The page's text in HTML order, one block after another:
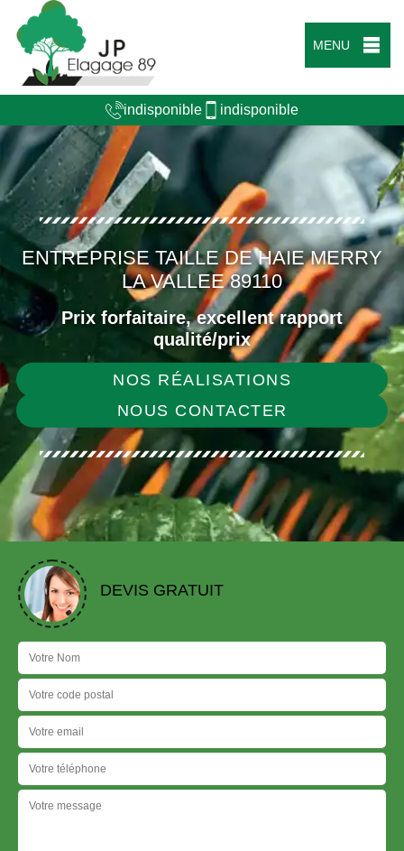
MENU
indisponible indisponible
ENTREPRISE TAILLE DE HAIE MERRY
LA VALLEE 89110
Prix forfaitaire, excellent rapport
qualité/prix
NOS RÉALISATIONS
NOUS CONTACTER
DEVIS GRATUIT